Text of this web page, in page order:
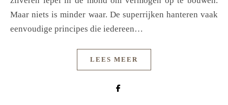
Maar niets is minder waar. De superrijken hanteren vaak
eenvoudige principes die iedereen…
LEES MEER